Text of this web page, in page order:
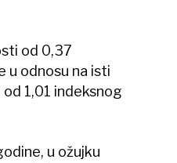
od 0,37
u odnosu na isti
1,01 indeksnog
u ožujku